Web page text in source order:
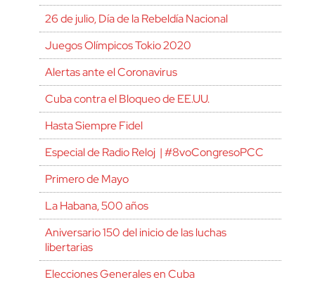
26 de julio, Día de la Rebeldía Nacional
Juegos Olímpicos Tokio 2020
Alertas ante el Coronavirus
Cuba contra el Bloqueo de EE.UU.
Hasta Siempre Fidel
Especial de Radio Reloj | #8voCongresoPCC
Primero de Mayo
La Habana, 500 años
Aniversario 150 del inicio de las luchas
libertarias
Elecciones Generales en Cuba